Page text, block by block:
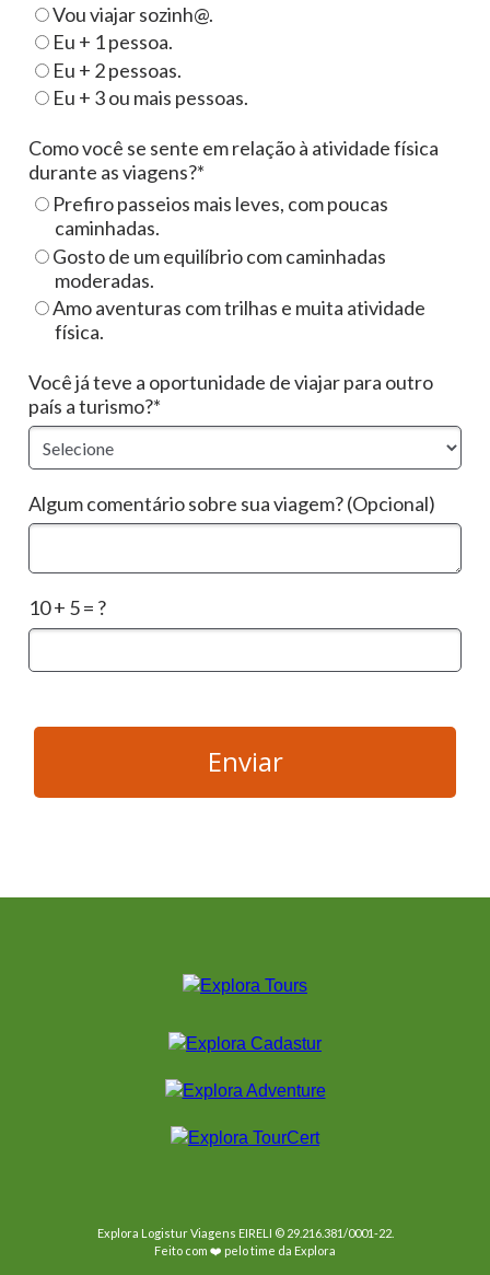
Vou viajar sozinh@.
Eu + 1 pessoa.
Eu + 2 pessoas.
Eu + 3 ou mais pessoas.
Como você se sente em relação à atividade física
durante as viagens?*
Prefiro passeios mais leves, com poucas
caminhadas.
Gosto de um equilíbrio com caminhadas
moderadas.
Amo aventuras com trilhas e muita atividade
física.
Você já teve a oportunidade de viajar para outro
país a turismo?*
Algum comentário sobre sua viagem? (Opcional)
10 + 5 = ?
Enviar
Explora Logistur Viagens EIRELI © 29.216.381/0001-22.
Feito com ❤️ pelo time da Explora